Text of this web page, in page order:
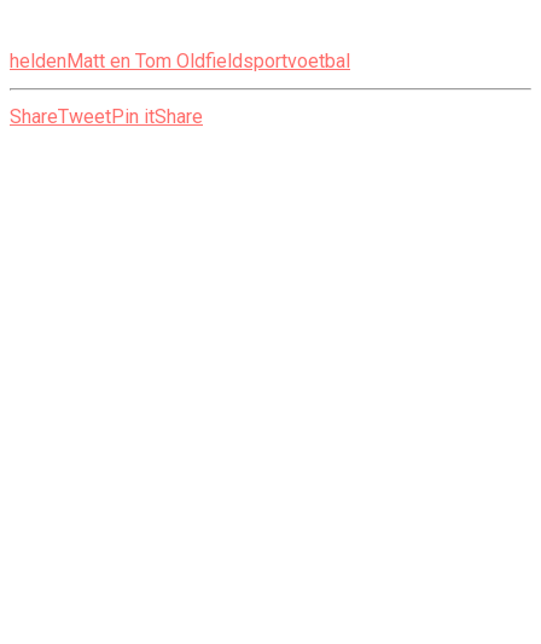
heldenMatt en Tom Oldfieldsportvoetbal
ShareTweetPin itShare